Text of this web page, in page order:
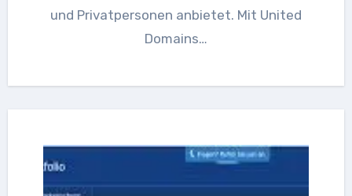
und Privatpersonen anbietet. Mit United
Domains…